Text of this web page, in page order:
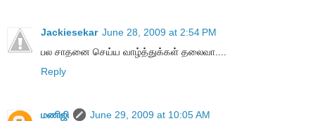
Jackiesekar June 28, 2009 at 2:54 PM
பல சாதனை செய்ய வாழ்த்துக்கள் தலைவா....
Reply
மணிஜி
June 29, 2009 at 10:05 AM